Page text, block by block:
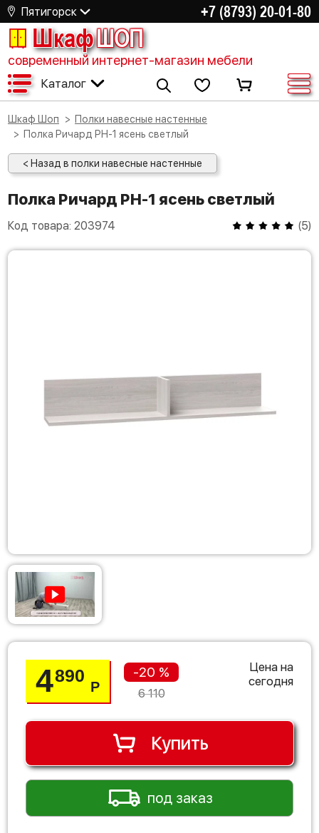
Пятигорск +7 (8793) 20-01-80
ШкафШОП
современный интернет-магазин мебели
Каталог
Шкаф Шоп
Полки навесные настенные
Полка Ричард РН-1 ясень светлый
< Назад в полки навесные настенные
Полка Ричард РН-1 ясень светлый
Код товара: 203974 (5)
4890
Р
-20 %
6 110
Цена на
сегодня
Купить
под заказ